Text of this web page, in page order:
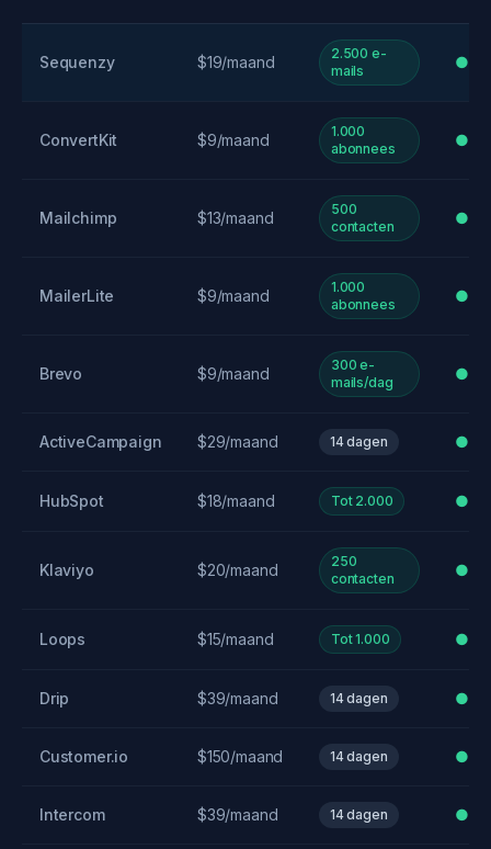
Sequenzy $19/maand
2.500 e-
mails
ConvertKit $9/maand
1.000
abonnees
●●
Mailchimp $13/maand
500
contacten
●●
MailerLite $9/maand
1.000
abonnees
●●
Brevo $9/maand
300 e-
mails/dag
●●
ActiveCampaign $29/maand 14 dagen
HubSpot $18/maand Tot 2.000
Klaviyo $20/maand
250
contacten
Loops $15/maand Tot 1.000 ●●
Drip $39/maand 14 dagen
Customer.io $150/maand 14 dagen
Intercom $39/maand 14 dagen